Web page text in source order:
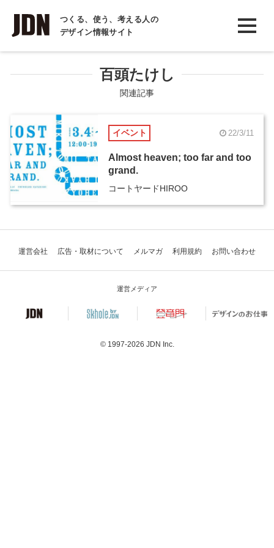
つくる、使う、考える人の
デザイン情報サイト
INTERVIEW
インタビュー
COLUMN
コラム
百頭たけし
関連記事
イベント 22/3/11
Almost heaven; too far and too
grand.
コートヤードHIROO
運営会社 広告・取材について メルマガ 利用規約 お問い合わせ
運営メディア
© 1997-2026 JDN Inc.